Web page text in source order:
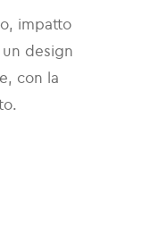
impatto
design
con la